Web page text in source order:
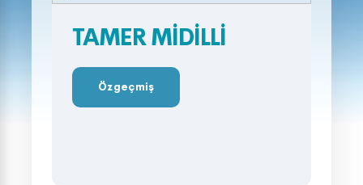
TAMER MİDİLLİ
Özgeçmiş